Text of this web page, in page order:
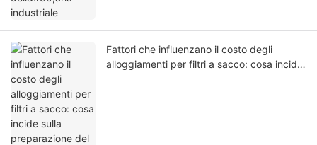
Fattori che influenzano il costo degli
alloggiamenti per filtri a sacco: cosa incide